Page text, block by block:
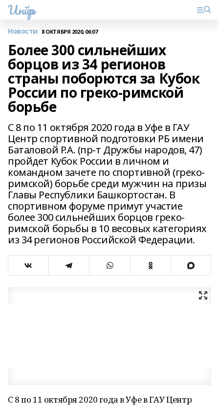
Инйәр
Новости 8 ОКТЯБРЯ 2020, 06:07
Более 300 сильнейших
борцов из 34 регионов
страны поборются за Кубок
России по греко-римской
борьбе
С 8 по 11 октября 2020 года в Уфе в ГАУ
Центр спортивной подготовки РБ имени
Баталовой Р.А. (пр-т Дружбы народов, 47)
пройдет Кубок России в личном и
командном зачете по спортивной (греко-
римской) борьбе среди мужчин на призы
Главы Республики Башкортостан. В
спортивном форуме примут участие
более 300 сильнейших борцов греко-
римской борьбы в 10 весовых категориях
из 34 регионов Российской Федерации.
С 8 по 11 октября 2020 года в Уфе в ГАУ Центр